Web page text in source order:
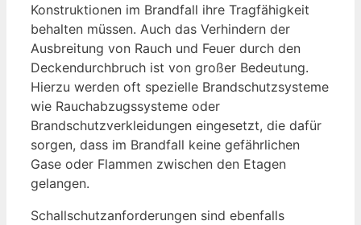
Konstruktionen im Brandfall ihre Tragfähigkeit
behalten müssen. Auch das Verhindern der
Ausbreitung von Rauch und Feuer durch den
Deckendurchbruch ist von großer Bedeutung.
Hierzu werden oft spezielle Brandschutzsysteme
wie Rauchabzugssysteme oder
Brandschutzverkleidungen eingesetzt, die dafür
sorgen, dass im Brandfall keine gefährlichen
Gase oder Flammen zwischen den Etagen
gelangen.
Schallschutzanforderungen sind ebenfalls